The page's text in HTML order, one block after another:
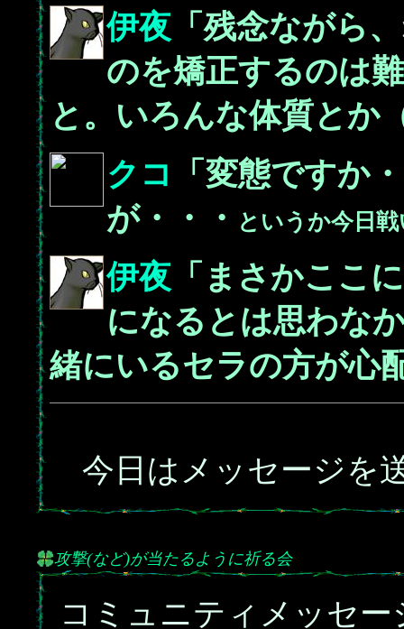
伊夜 「残念ながら
のを矯正するのは
と。いろんな体質とか
クコ
「変態ですか
が・・・
というか今日
伊夜 「まさかここ
になるとは思わな
緒にいるセラの方が心
今日はメッセージを
攻撃(など)が当たるように祈る会
コミュニティメッセ